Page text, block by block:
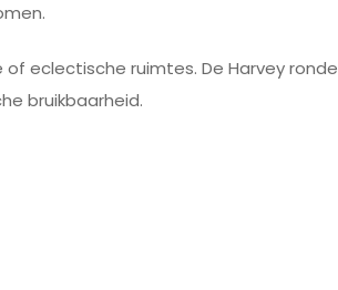
eclectische ruimtes. De Harvey ronde
bruikbaarheid.